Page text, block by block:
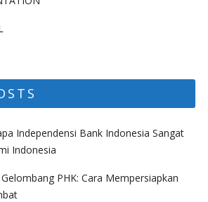
Independensi Bank Indonesia Sangat
Indonesia
PHK: Cara Mempersiapkan